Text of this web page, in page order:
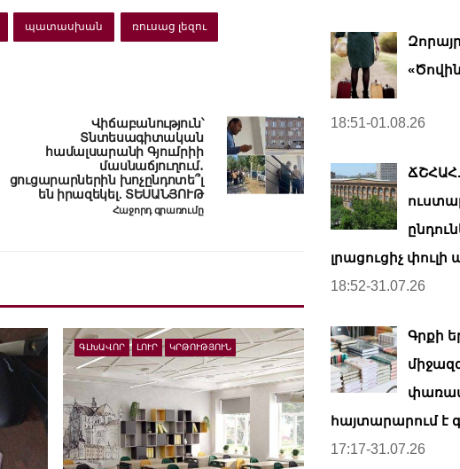
պատասխան ռուսաց լեզու
Վիճաբանություն՝
Տնտեսագիտական
համալսարանի Գյումրիի
մասնաճյուղում․
ցուցարարներին խոչընդոտե՞լ
են իրազեկել. ՏԵՍԱՆՅՈՒԹ
Հաջորդ գրառումը
ԳԼԽԱՎՈՐ ԼՈՒՐ ԿՐԹՈՒԹՅՈՒՆ
18:51-01.08.26
ՃՇՀԱՀ.
լրացուցիչ փուլի
18:52-31.07.26
Գրքի
հայտարարում է
17:17-31.07.26